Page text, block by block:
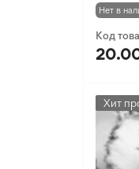
Нет в
Код
Хит